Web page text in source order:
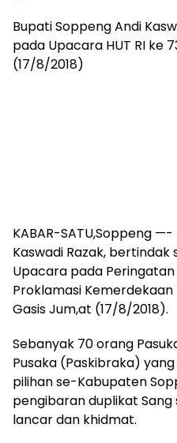
Bupati Soppeng Andi
pada Upacara HUT RI ke
(17/8/2018)
KABAR-SATU,Soppeng
Kaswadi Razak,
Upacara pada Peringatan
Proklamasi Kemerdekaan
Gasis Jum,at (17/8/2018).
Sebanyak 70 orang
Pusaka (Paskibraka)
pilihan se-Kabupaten
pengibaran duplikat
lancar dan khidmat.